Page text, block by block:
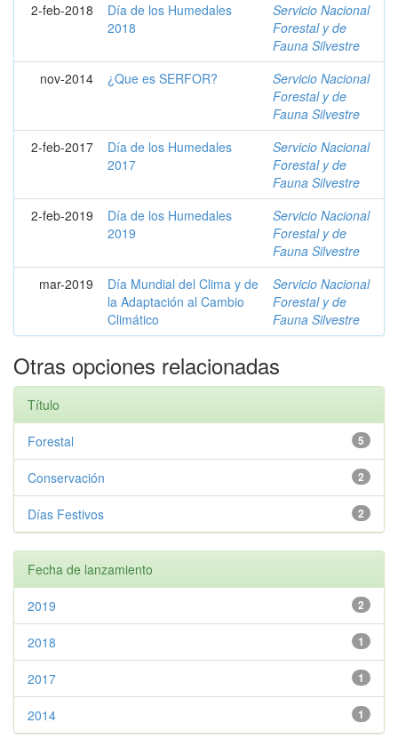
2-feb-2018
Día de los Humedales
2018
Servicio Nacional
Forestal y de
Fauna Silvestre
nov-2014
¿Que es SERFOR?
Servicio Nacional
Forestal y de
Fauna Silvestre
2-feb-2017
Día de los Humedales
2017
Servicio Nacional
Forestal y de
Fauna Silvestre
2-feb-2019
Día de los Humedales
2019
Servicio Nacional
Forestal y de
Fauna Silvestre
mar-2019
Día Mundial del Clima y de
la Adaptación al Cambio
Climático
Servicio Nacional
Forestal y de
Fauna Silvestre
Otras opciones relacionadas
Título
5
Forestal
2
Conservación
2
Días Festivos
Fecha de lanzamiento
2
2019
1
2018
1
2017
1
2014